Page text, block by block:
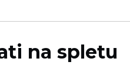
na spletu